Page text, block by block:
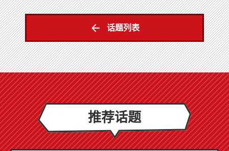
话题列表
推荐话题